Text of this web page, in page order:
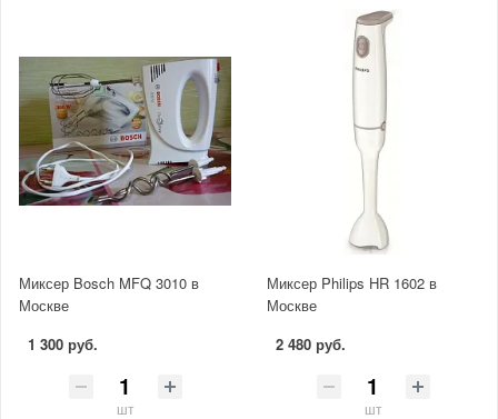
Миксер Bosch MFQ 3010 в
Москве
1 300 руб.
шт
Миксер Philips HR 1602 в
Москве
2 480 руб.
шт